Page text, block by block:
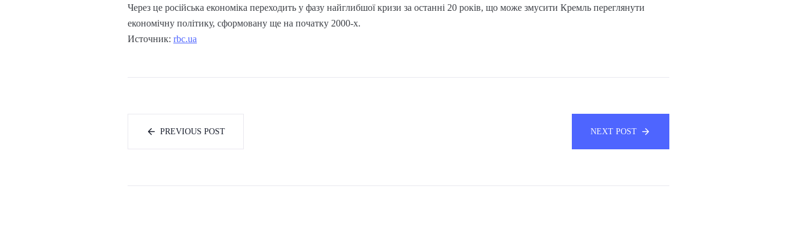
Через це російська економіка переходить у фазу найглибшої кризи за останні 20 років, що може змусити Кремль переглянути
економічну політику, сформовану ще на початку 2000-х.
Источник: rbc.ua
PREVIOUS POST NEXT POST